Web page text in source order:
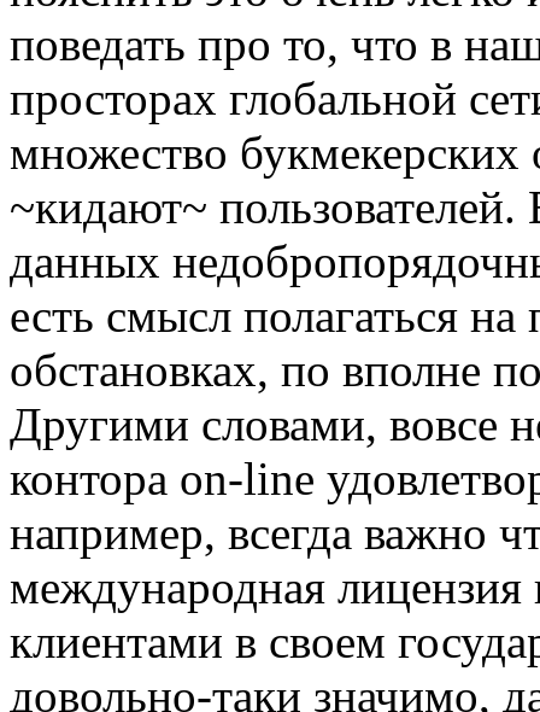
поведать про то, что в
просторах глобальной
множество букмекерских
~кидают~ пользователей.
данных
есть смысл полагаться
обстановках, по вполне
Другими словами, вовсе
контора on-line
например, всегда важно
международная лицензия
клиентами в своем
довольно-таки значимо,